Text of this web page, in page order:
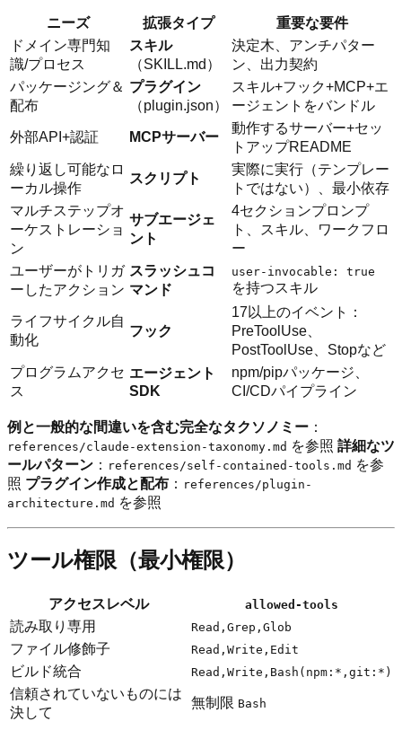
ニーズ 拡張タイプ
重要な要件
ドメイン専門知
識/プロセス
スキル
（SKILL.md）
決定木、アンチパター
ン、出力契約
パッケージング＆
配布
プラグイン
（plugin.json）
スキル+フック+MCP+エ
ージェントをバンドル
外部API+認証 MCPサーバー
動作するサーバー+セッ
トアップREADME
繰り返し可能なロ
ーカル操作
スクリプト
実際に実行（テンプレー
トではない）、最小依存
マルチステップオ
ーケストレーショ
ン
サブエージェ
ント
4セクションプロンプ
ト、スキル、ワークフロ
ー
ユーザーがトリガ
ーしたアクション
スラッシュコ
マンド
user-invocable: true
を持つスキル
ライフサイクル自
動化
フック
17以上のイベント：
PreToolUse、
PostToolUse、Stopなど
プログラムアクセ
ス
エージェント
SDK
npm/pipパッケージ、
CI/CDパイプライン
例と一般的な間違いを含む完全なタクソノミー ：
references/claude-extension-taxonomy.md を参照 詳細なツ
ールパターン ： references/self-contained-tools.md を参
照 プラグイン作成と配布 ： references/plugin-
architecture.md を参照
ツール権限（最小権限）
アクセスレベル allowed-tools
読み取り専用 Read,Grep,Glob
ファイル修飾子 Read,Write,Edit
ビルド統合 Read,Write,Bash(npm:*,git:*)
信頼されていないものには
決して
無制限 Bash